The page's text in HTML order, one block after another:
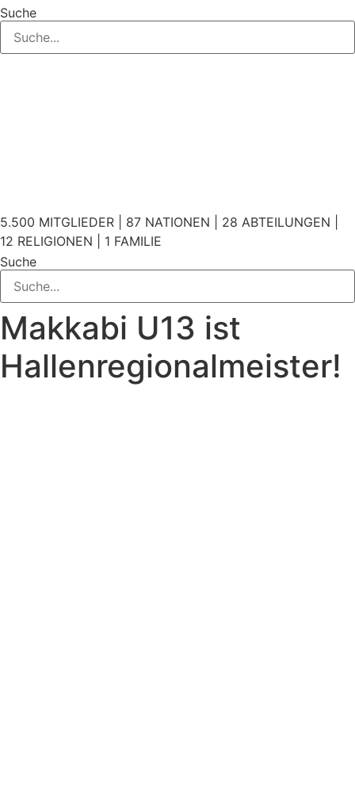
Suche
5.500 MITGLIEDER | 87 NATIONEN | 28 ABTEILUNGEN |
12 RELIGIONEN | 1 FAMILIE
Suche
Makkabi U13 ist
Hallenregionalmeister!